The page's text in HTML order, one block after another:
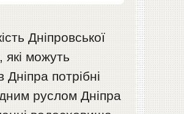
Дніпровської
які можуть
потрібні
руслом Дніпра